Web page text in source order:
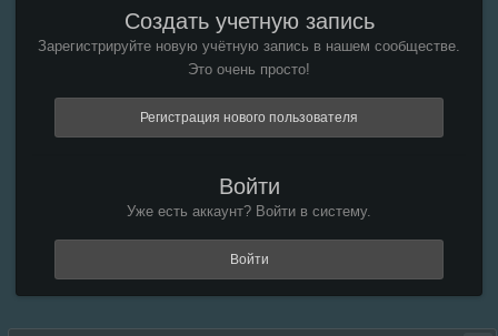
Создать учетную запись
Зарегистрируйте новую учётную запись в нашем сообществе.
Это очень просто!
Регистрация нового пользователя
Войти
Уже есть аккаунт? Войти в систему.
Войти